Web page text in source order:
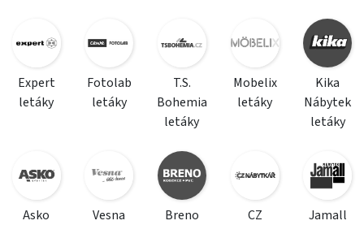
Expert
letáky
Fotolab
letáky
T.S.
Bohemia
letáky
Mobelix
letáky
Kika
Nábytek
letáky
Asko
Vesna
Breno
CZ
Jamall